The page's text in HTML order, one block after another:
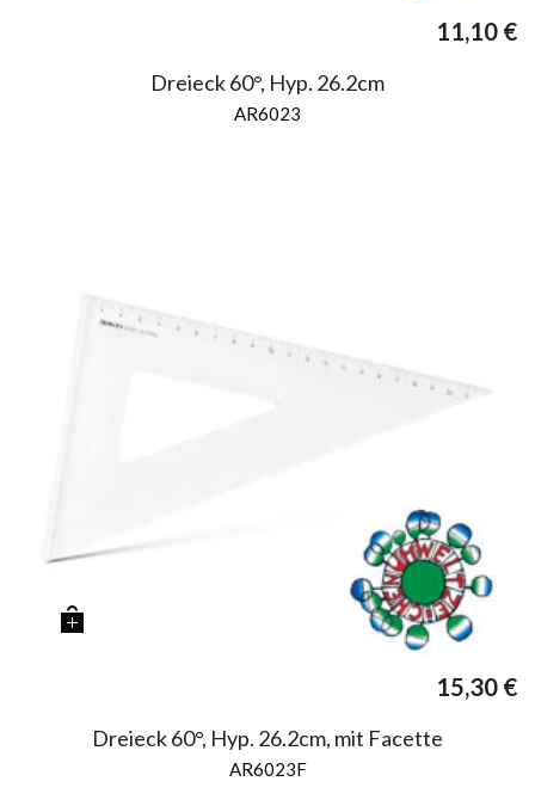
11,10 €
Dreieck 60°, Hyp. 26.2cm
AR6023
15,30 €
Dreieck 60°, Hyp. 26.2cm, mit Facette
AR6023F